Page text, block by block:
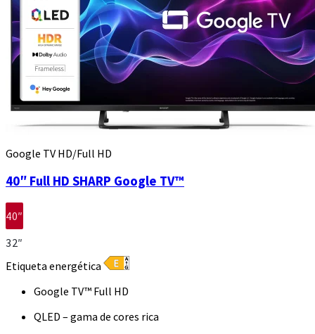
Google TV HD/Full HD
40″ Full HD SHARP Google TV™
40″
32″
Etiqueta energética
Google TV™ Full HD
QLED – gama de cores rica